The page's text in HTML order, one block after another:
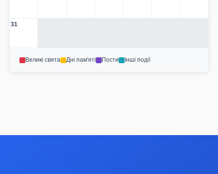
31
Великі свята Дні пам'яті Пости Інші події